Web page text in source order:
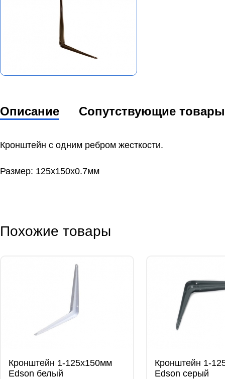
Описание Сопутствующие товары
Кронштейн с одним ребром жесткости.
Размер: 125х150x0.7мм
Похожие товары
Кронштейн 1-125х150мм
Edson белый
Кронштейн 1-
Edson серый